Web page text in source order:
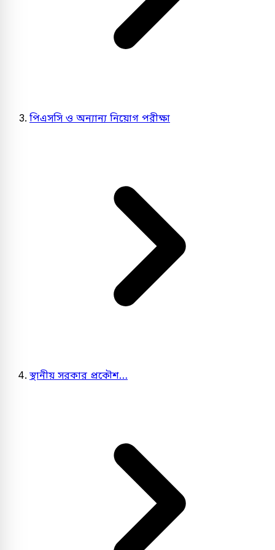
পিএসসি ও অন্যান্য নিয়োগ পরীক্ষা
স্থানীয় সরকার প্রকৌশ…